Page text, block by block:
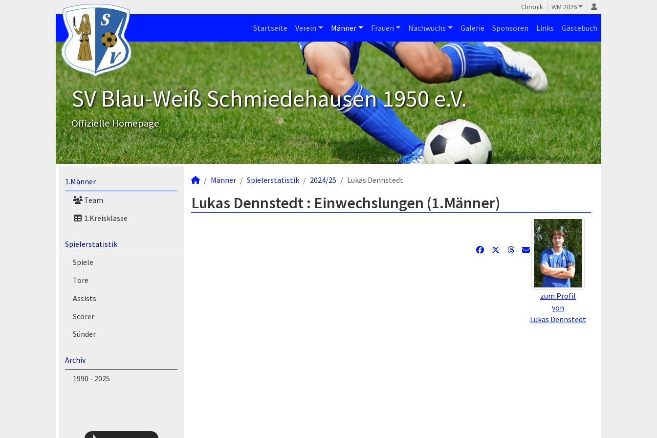
Chronik WM 2026
Startseite Verein Männer Frauen Nachwuchs Galerie Sponsoren Links Gästebuch
SV Blau-Weiß Schmiedehausen 1950 e.V.
Offizielle Homepage
1.Männer
Team
1.Kreisklasse
Spielerstatistik
Spiele
Tore
Assists
Scorer
Sünder
Archiv
1990 - 2025
Männer Spielerstatistik 2024/25 Lukas Dennstedt
Lukas Dennstedt : Einwechslungen (1.Männer)
zum Profil
von
Lukas Dennstedt